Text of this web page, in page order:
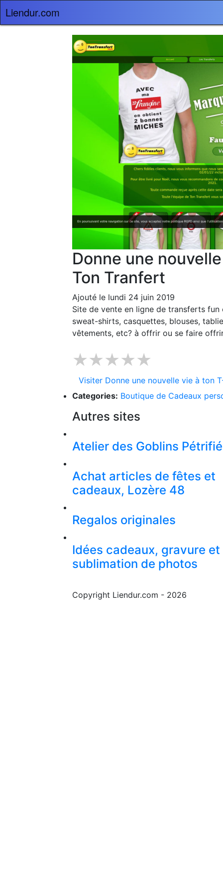
Liendur.com
Donne une
Ton Tranfert
Ajouté le lundi 24 juin 2019
Site de vente en ligne de transferts
sweat-shirts, casquettes, blouses,
vêtements, etc? à offrir ou se faire
★★★★★
Visiter Donne une nouvelle vie à ton
Categories: Boutique de Cadeaux
Autres sites
Atelier des Goblins
Achat articles de fêtes et
cadeaux, Lozère 48
Regalos originales
Idées cadeaux, gravure et
sublimation de photos
Copyright Liendur.com - 2026